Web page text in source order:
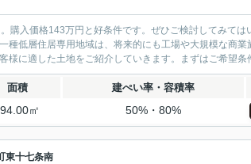
購入価格143万円と好条件です。ぜひご検討してみては
種低層住居専用地域は、将来的にも工場や大規模な商
様に適した土地をご紹介していきます。まずはご希望条
面積 建ぺい率・容積率
㎡ 50%・80%
東十七条南